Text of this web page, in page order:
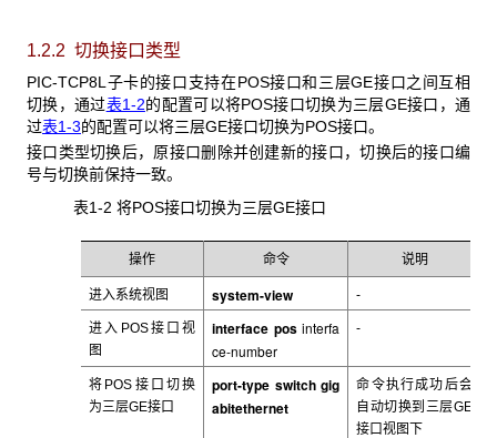
1.2.2 切换接口类型
PIC-TCP8L 子卡的接口支持在POS接口和三层GE接口之间互相
切换，通过表1-2的配置可以将POS接口切换为三层GE接口，通
过表1-3的配置可以将三层GE接口切换为POS接口。
接口类型切换后，原接口删除并创建新的接口，切换后的接口编
号与切换前保持一致。
表1-2 将POS接口切换为三层GE接口
操作 命令 说明
进入系统视图 system-view -
进入POS接口视
图
interface pos interfa
ce-number
-
将POS接口切换
为三层GE接口
port-type switch gig
abitethernet
命令执行成功后会
自动切换到三层GE
接口视图下